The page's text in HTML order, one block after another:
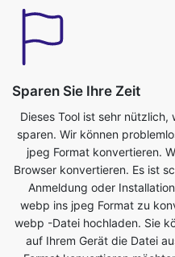
Sparen Sie Ihre Zeit
Dieses Tool ist sehr
sparen. Wir können
Browser konvertieren. Es ist
Anmeldung oder
webp ins jpeg Format zu
webp -Datei hochladen. Sie
auf Ihrem Gerät die Datei
Format konvertieren
Bilddatei im jpeg